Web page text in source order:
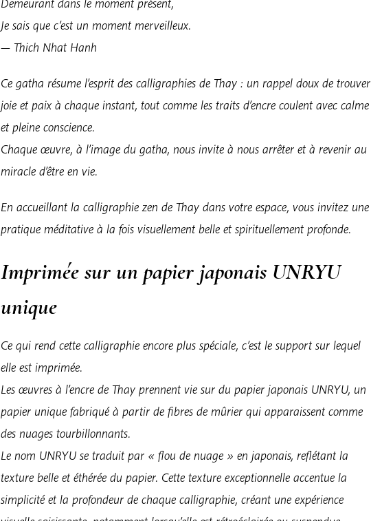
Je sais que c’est un moment merveilleux.
— Thich Nhat Hanh
Ce gatha résume l’esprit des calligraphies de Thay : un rappel doux de trouver
joie et paix à chaque instant, tout comme les traits d’encre coulent avec calme
et pleine conscience.
Chaque œuvre, à l’image du gatha, nous invite à nous arrêter et à revenir au
miracle d’être en vie.
En accueillant la calligraphie zen de Thay dans votre espace, vous invitez une
pratique méditative à la fois visuellement belle et spirituellement profonde.
Imprimée sur un papier japonais UNRYU
unique
Ce qui rend cette calligraphie encore plus spéciale, c’est le support sur lequel
elle est imprimée.
Les œuvres à l’encre de Thay prennent vie sur du papier japonais UNRYU, un
papier unique fabriqué à partir de fibres de mûrier qui apparaissent comme
des nuages tourbillonnants.
Le nom UNRYU se traduit par « flou de nuage » en japonais, reflétant la
texture belle et éthérée du papier. Cette texture exceptionnelle accentue la
simplicité et la profondeur de chaque calligraphie, créant une expérience